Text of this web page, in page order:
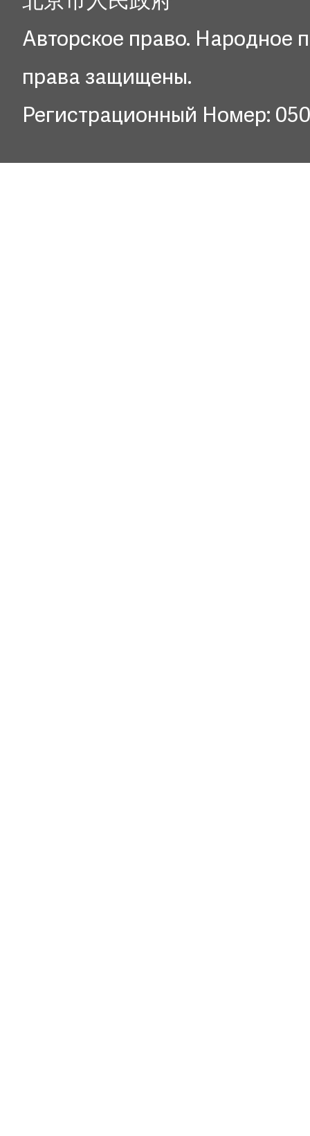
Авторское право. Народное
права защищены.
Регистрационный Номер: